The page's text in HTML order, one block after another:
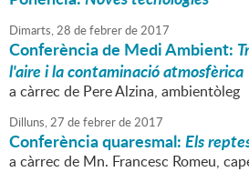
Dimarts,28 defebrerde2017
Conferència de Medi Ambient:
l'aire i la contaminació atmosfèrica
a càrrec de Pere Alzina, ambientòleg
Dilluns,27 defebrerde2017
Conferència quaresmal:Els
a càrrec de Mn. Francesc Romeu,